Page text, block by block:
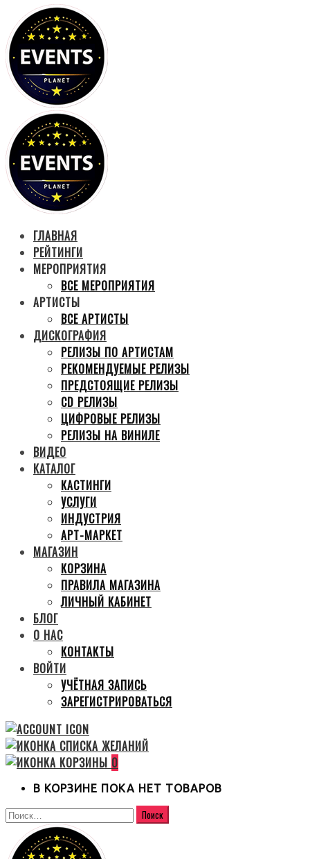
ГЛАВНАЯ
РЕЙТИНГИ
МЕРОПРИЯТИЯ
ВСЕ МЕРОПРИЯТИЯ
АРТИСТЫ
ВСЕ АРТИСТЫ
ДИСКОГРАФИЯ
РЕЛИЗЫ ПО АРТИСТАМ
РЕКОМЕНДУЕМЫЕ РЕЛИЗЫ
ПРЕДСТОЯЩИЕ РЕЛИЗЫ
CD РЕЛИЗЫ
ЦИФРОВЫЕ РЕЛИЗЫ
РЕЛИЗЫ НА ВИНИЛЕ
ВИДЕО
КАТАЛОГ
КАСТИНГИ
УСЛУГИ
ИНДУСТРИЯ
АРТ-МАРКЕТ
МАГАЗИН
КОРЗИНА
ПРАВИЛА МАГАЗИНА
ЛИЧНЫЙ КАБИНЕТ
БЛОГ
О НАС
КОНТАКТЫ
ВОЙТИ
УЧЁТНАЯ ЗАПИСЬ
ЗАРЕГИСТРИРОВАТЬСЯ
0
В КОРЗИНЕ ПОКА НЕТ ТОВАРОВ